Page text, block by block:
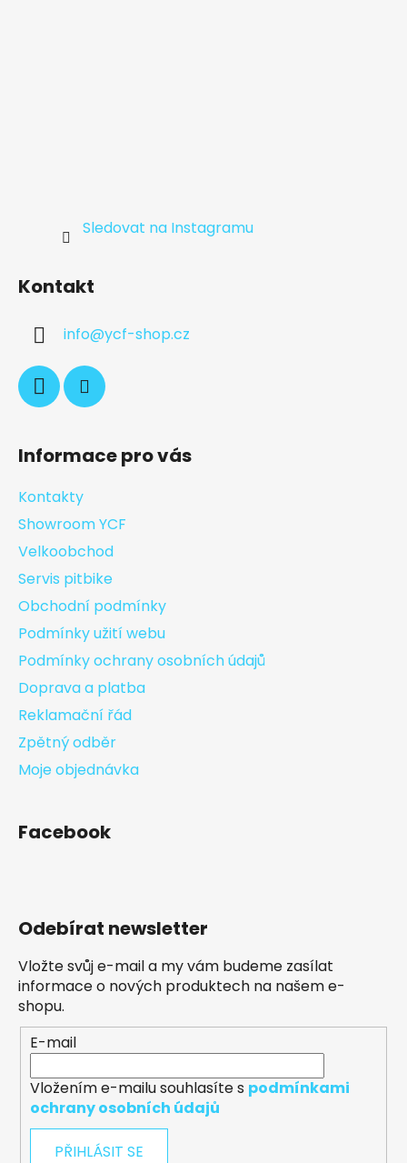
Sledovat na Instagramu
Kontakt
info@ycf-shop.cz
Informace pro vás
Kontakty
Showroom YCF
Velkoobchod
Servis pitbike
Obchodní podmínky
Podmínky užití webu
Podmínky ochrany osobních údajů
Doprava a platba
Reklamační řád
Zpětný odběr
Moje objednávka
Facebook
Odebírat newsletter
Vložte svůj e-mail a my vám budeme zasílat
informace o nových produktech na našem e-
shopu.
E-mail
Vložením e-mailu souhlasíte s podmínkami
ochrany osobních údajů
PŘIHLÁSIT SE